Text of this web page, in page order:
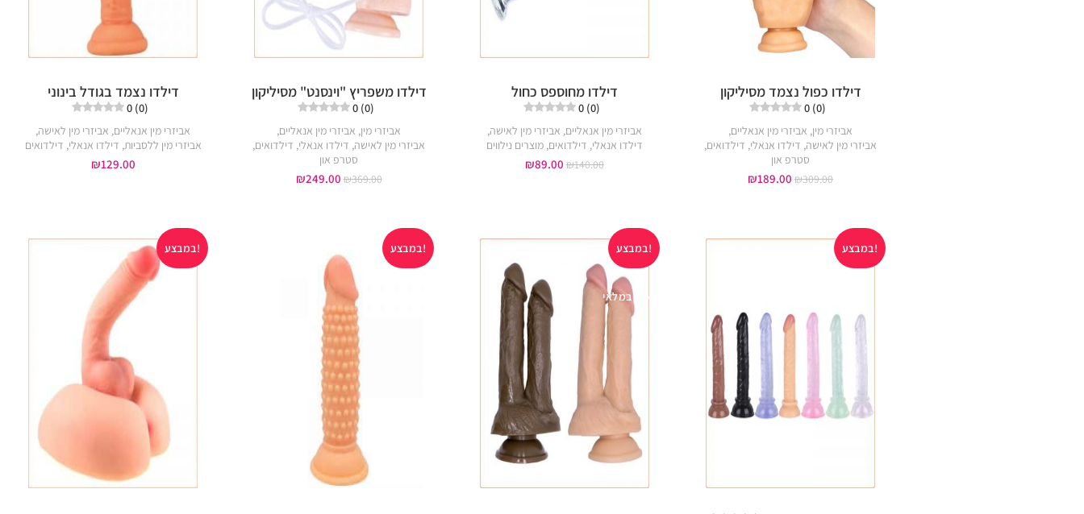
דילדו כפול נצמד מסיליקון
0 (0)
אביזרי מין, אביזרי מין אנאליים,
אביזרי מין לאישה, דילדו אנאלי, דילדואים,
סטרפ און
₪309.00
₪189.00
דילדו מחוספס כחול
0 (0)
אביזרי מין אנאליים, אביזרי מין לאישה,
דילדו אנאלי, דילדואים, מוצרים נילווים
₪140.00
₪89.00
דילדו משפריץ "וינסנט" מסיליקון
0 (0)
אביזרי מין, אביזרי מין אנאליים,
אביזרי מין לאישה, דילדו אנאלי, דילדואים,
סטרפ און
₪369.00
₪249.00
דילדו נצמד בגודל בינוני
0 (0)
אביזרי מין אנאליים, אביזרי מין לאישה,
אביזרי מין ללסביות, דילדו אנאלי, דילדואים
₪129.00
במבצע! במבצע!
אזל במלאי
במבצע! במבצע!